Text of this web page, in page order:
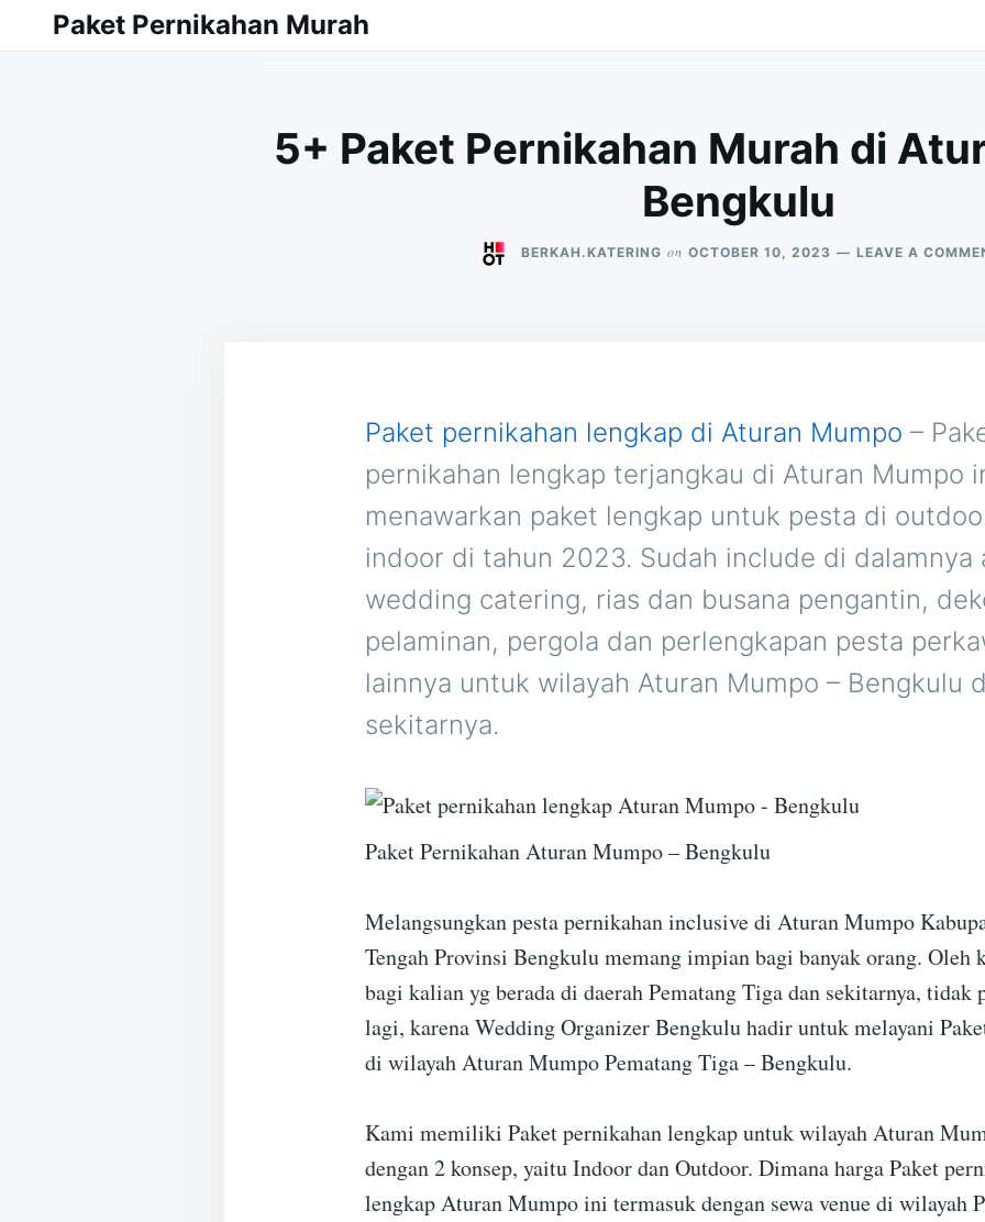
Search
Paket Pernikahan Murah
5+ Paket Pernikahan Murah di
Bengkulu
BERKAH.KATERING on OCTOBER 10, 2023 LEAVE A
Paket pernikahan lengkap di Aturan Mumpo –
pernikahan lengkap terjangkau di Aturan Mumpo
menawarkan paket lengkap untuk pesta di
indoor di tahun 2023. Sudah include di dalamnya
wedding catering, rias dan busana pengantin,
pelaminan, pergola dan perlengkapan pesta
lainnya untuk wilayah Aturan Mumpo – Bengkulu
sekitarnya.
Paket Pernikahan Aturan Mumpo – Bengkulu
Melangsungkan pesta pernikahan inclusive di Aturan Mumpo
Tengah Provinsi Bengkulu memang impian bagi banyak orang. Oleh
bagi kalian yg berada di daerah Pematang Tiga dan sekitarnya, tidak
lagi, karena Wedding Organizer Bengkulu hadir untuk melayani
di wilayah Aturan Mumpo Pematang Tiga – Bengkulu.
Kami memiliki Paket pernikahan lengkap untuk wilayah Aturan
dengan 2 konsep, yaitu Indoor dan Outdoor. Dimana harga Paket
lengkap Aturan Mumpo ini termasuk dengan sewa venue di wilayah